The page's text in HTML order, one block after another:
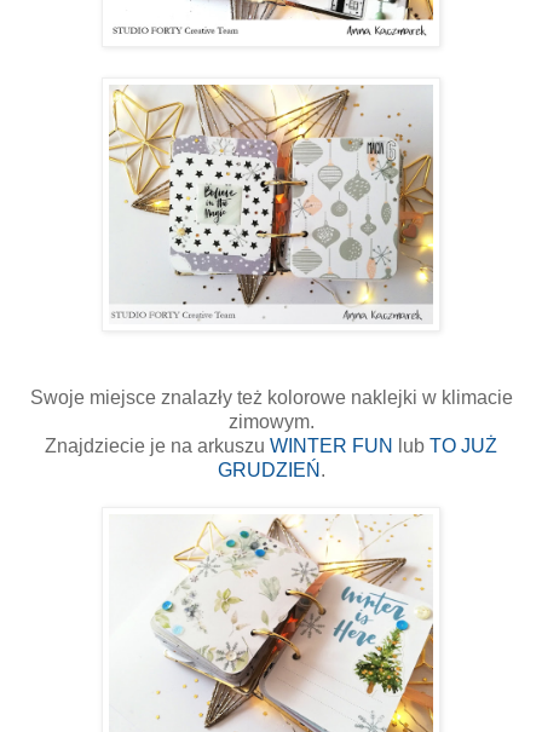
Swoje miejsce znalazły też kolorowe naklejki w klimacie
zimowym.
Znajdziecie je na arkuszu WINTER FUN lub TO JUŻ
GRUDZIEŃ .